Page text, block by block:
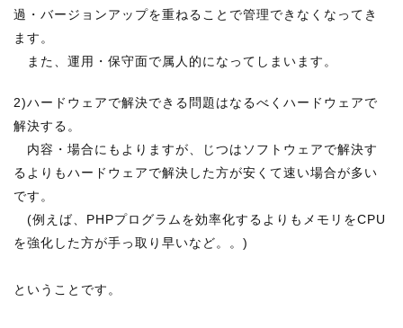
過・バージョンアップを重ねることで管理できなくなってき
ます。
また、運用・保守面で属人的になってしまいます。
2)ハードウェアで解決できる問題はなるべくハードウェアで
解決する。
内容・場合にもよりますが、じつはソフトウェアで解決す
るよりもハードウェアで解決した方が安くて速い場合が多い
です。
(例えば、PHPプログラムを効率化するよりもメモリをCPU
を強化した方が手っ取り早いなど。。)
ということです。